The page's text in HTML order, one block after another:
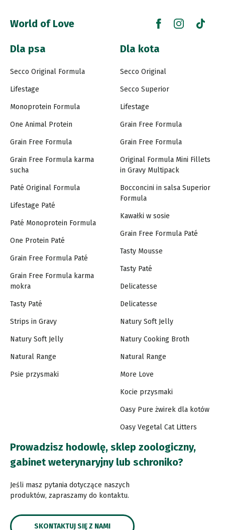
World of Love
Dla psa
Secco Original Formula
Lifestage
Monoprotein Formula
One Animal Protein
Grain Free Formula
Grain Free Formula karma
sucha
Paté Original Formula
Lifestage Paté
Paté Monoprotein Formula
One Protein Paté
Grain Free Formula Paté
Grain Free Formula karma
mokra
Tasty Paté
Strips in Gravy
Natury Soft Jelly
Natural Range
Psie przysmaki
Dla kota
Secco Original
Secco Superior
Lifestage
Grain Free Formula
Grain Free Formula
Original Formula Mini Fillets
in Gravy Multipack
Bocconcini in salsa Superior
Formula
Kawałki w sosie
Grain Free Formula Paté
Tasty Mousse
Tasty Paté
Delicatesse
Delicatesse
Natury Soft Jelly
Natury Cooking Broth
Natural Range
More Love
Kocie przysmaki
Oasy Pure żwirek dla kotów
Oasy Vegetal Cat Litters
Prowadzisz hodowlę, sklep zoologiczny,
gabinet weterynaryjny lub schroniko?
Jeśli masz pytania dotyczące naszych
produktów, zapraszamy do kontaktu.
SKONTAKTUJ SIĘ Z NAMI